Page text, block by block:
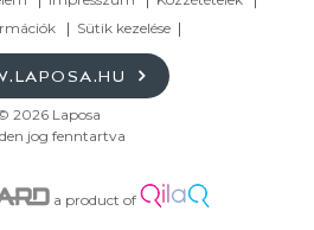
Sütik kezelése
2026 Laposa
jog fenntartva
a product of